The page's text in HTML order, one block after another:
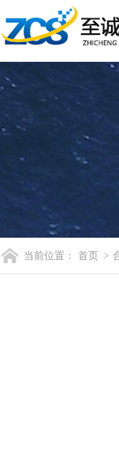
当前位置： 首页 >